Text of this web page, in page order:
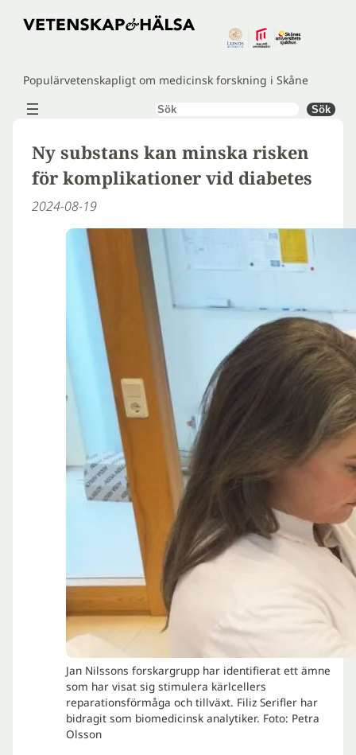
Hoppa
Populärvetenskapligt om medicinsk forskning i Skåne
Sök Sök
Ny substans kan minska risken
för komplikationer vid diabetes
2024-08-19
Jan Nilssons forskargrupp har identifierat ett ämne
som har visat sig stimulera kärlcellers
reparationsförmåga och tillväxt. Filiz Serifler har
bidragit som biomedicinsk analytiker. Foto: Petra
Olsson